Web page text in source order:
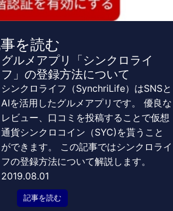
を読む
グルメアプリ「シンクロライ
フ」の登録方法について
シンクロライフ（SynchriLife）はSNSと
AIを活用したグルメアプリです。 優良な
レビュー、口コミを投稿することで仮想
通貨シンクロコイン（SYC)を貰うこと
ができます。 この記事ではシンクロライ
フの登録方法について解説します。
2019.08.01
記事を読む